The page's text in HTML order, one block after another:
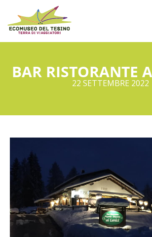
BAR RISTORANTE
22 SETTEMBRE 2022